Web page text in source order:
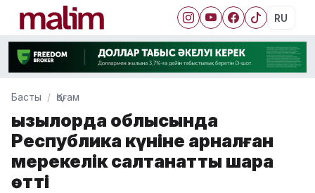
RU
Басты Қоғам
Қызылорда облысында
Республика күніне арналған
мерекелік салтанатты шара
өтті